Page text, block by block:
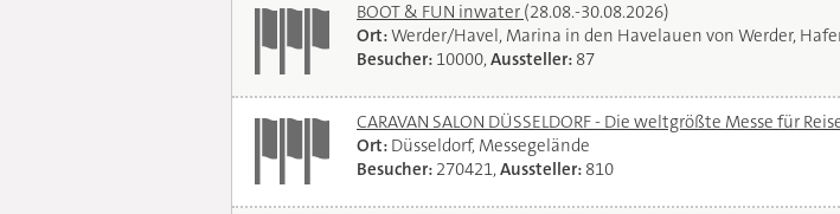
BOOT & FUN inwater (28.08.-30.08.2026)
Ort:Werder/Havel, Marina in den Havelauen von Werder,
Besucher: 10000,Aussteller: 87
CARAVAN SALON DÜSSELDORF - Die weltgrößte Messe für
Ort: Düsseldorf, Messegelände
Besucher: 270421,Aussteller: 810